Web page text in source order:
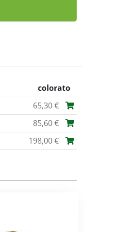
colorato
65,30 €
85,60 €
198,00 €